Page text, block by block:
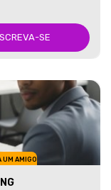
SE
UM AMIGO